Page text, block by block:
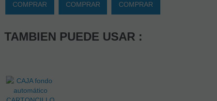
COMPRAR COMPRAR COMPRAR
TAMBIEN PUEDE USAR :